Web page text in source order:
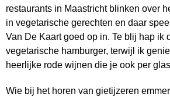
restaurants in Maastricht blinken over
in vegetarische gerechten en daar
Van De Kaart goed op in. Te blij hap ik
vegetarische hamburger, terwijl ik
heerlijke rode wijnen die je ook per
Wie bij het horen van gietijzeren